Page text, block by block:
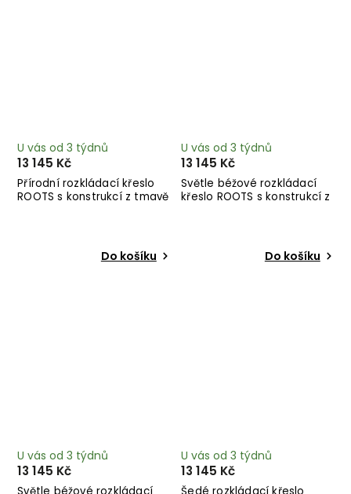
Přírodní rozkládací křeslo
ROOTS s konstrukcí z tmavě
U vás od 3 týdnů
13 145 Kč
Do košíku
Světle béžové rozkládací
křeslo ROOTS s konstrukcí z
U vás od 3 týdnů
13 145 Kč
Do košíku
Světle béžové rozkládací
U vás od 3 týdnů
13 145 Kč
Šedé rozkládací křeslo
U vás od 3 týdnů
13 145 Kč